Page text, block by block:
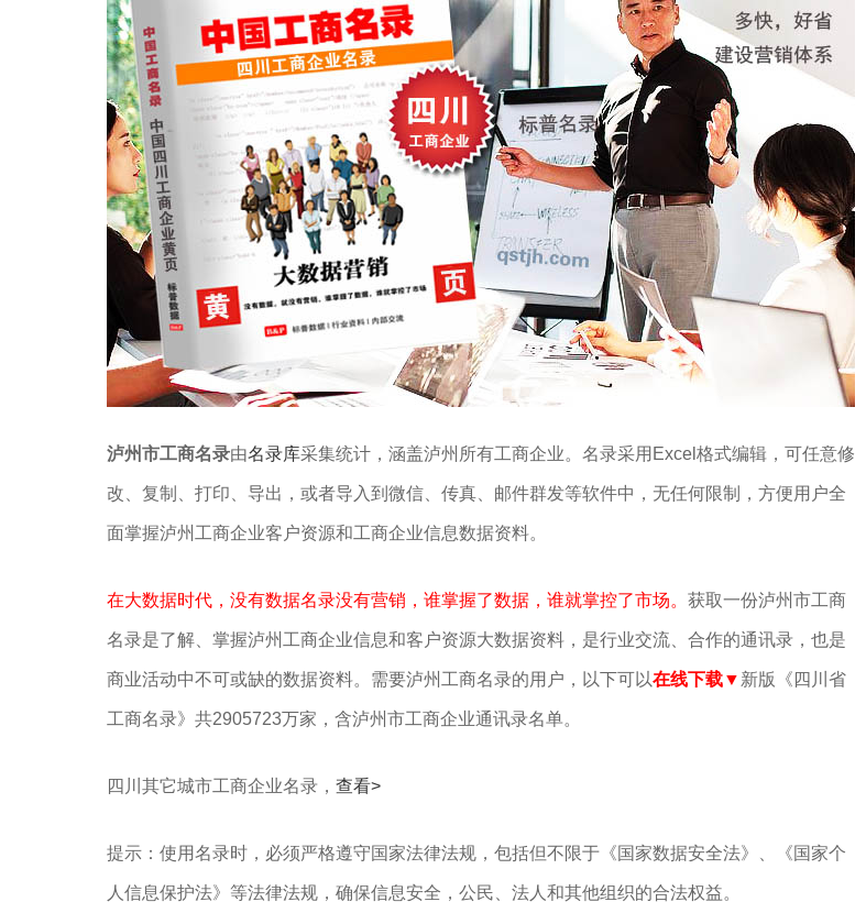
泸州市工商名录由名录库采集统计，涵盖泸州所有工商企业。名录采用Excel格式编辑，可任意修
改、复制、打印、导出，或者导入到微信、传真、邮件群发等软件中，无任何限制，方便用户全
面掌握泸州工商企业客户资源和工商企业信息数据资料。
在大数据时代，没有数据名录没有营销，谁掌握了数据，谁就掌控了市场。 获取一份泸州市工商
名录是了解、掌握泸州工商企业信息和客户资源大数据资料，是行业交流、合作的通讯录，也是
商业活动中不可或缺的数据资料。需要泸州工商名录的用户，以下可以在线下载▼ 新版《四川省
工商名录》共2905723万家，含泸州市工商企业通讯录名单。
四川其它城市工商企业名录， 查看>
提示：使用名录时，必须严格遵守国家法律法规，包括但不限于《国家数据安全法》、《国家个
人信息保护法》等‌法律法规，确保信息安全，公民、法人和其他组织的合法权益。